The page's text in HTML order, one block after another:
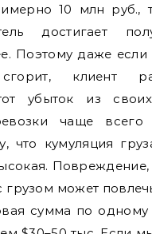
10 млн руб.,
достигает
Поэтому даже если
клиент
убыток из
чаще всего
что кумуляция
Повреждение,
грузом может
сумма по одному